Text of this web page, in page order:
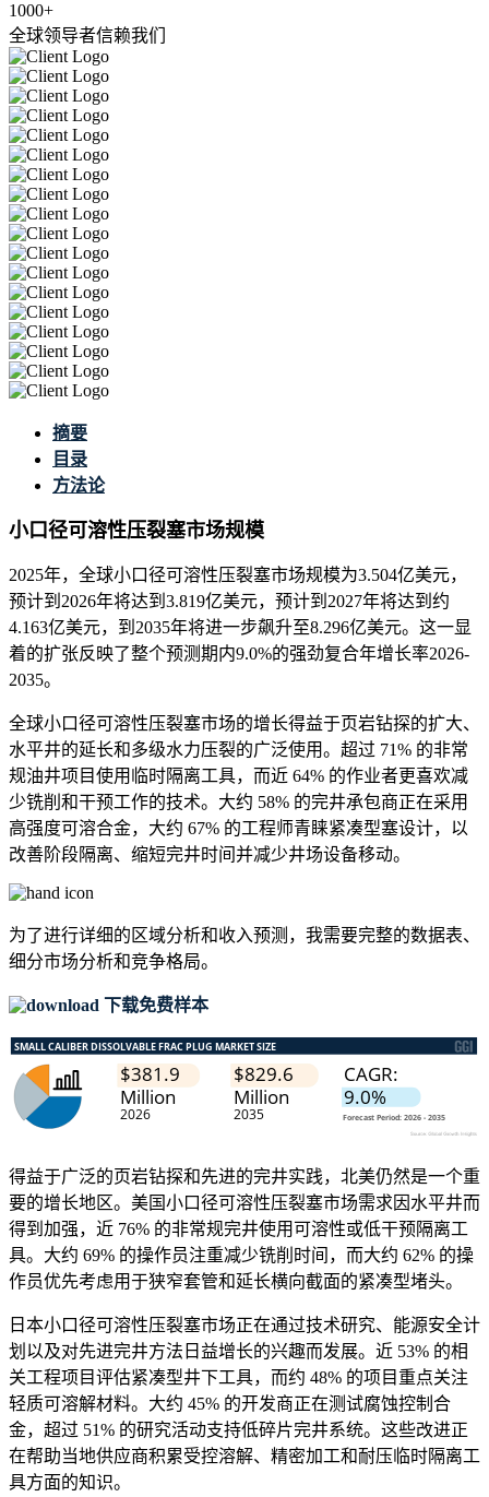
1000+
全球领导者信赖我们
摘要
目录
方法论
小口径可溶性压裂塞市场规模
2025年，全球小口径可溶性压裂塞市场规模为3.504亿美元，
预计到2026年将达到3.819亿美元，预计到2027年将达到约
4.163亿美元，到2035年将进一步飙升至8.296亿美元。这一显
着的扩张反映了整个预测期内9.0%的强劲复合年增长率2026-
2035。
全球小口径可溶性压裂塞市场的增长得益于页岩钻探的扩大、
水平井的延长和多级水力压裂的广泛使用。超过 71% 的非常
规油井项目使用临时隔离工具，而近 64% 的作业者更喜欢减
少铣削和干预工作的技术。大约 58% 的完井承包商正在采用
高强度可溶合金，大约 67% 的工程师青睐紧凑型塞设计，以
改善阶段隔离、缩短完井时间并减少井场设备移动。
为了进行详细的区域分析和收入预测，我需要完整的数据表、
细分市场分析和竞争格局。
下载免费样本
得益于广泛的页岩钻探和先进的完井实践，北美仍然是一个重
要的增长地区。美国小口径可溶性压裂塞市场需求因水平井而
得到加强，近 76% 的非常规完井使用可溶性或低干预隔离工
具。大约 69% 的操作员注重减少铣削时间，而大约 62% 的操
作员优先考虑用于狭窄套管和延长横向截面的紧凑型堵头。
日本小口径可溶性压裂塞市场正在通过技术研究、能源安全计
划以及对先进完井方法日益增长的兴趣而发展。近 53% 的相
关工程项目评估紧凑型井下工具，而约 48% 的项目重点关注
轻质可溶解材料。大约 45% 的开发商正在测试腐蚀控制合
金，超过 51% 的研究活动支持低碎片完井系统。这些改进正
在帮助当地供应商积累受控溶解、精密加工和耐压临时隔离工
具方面的知识。